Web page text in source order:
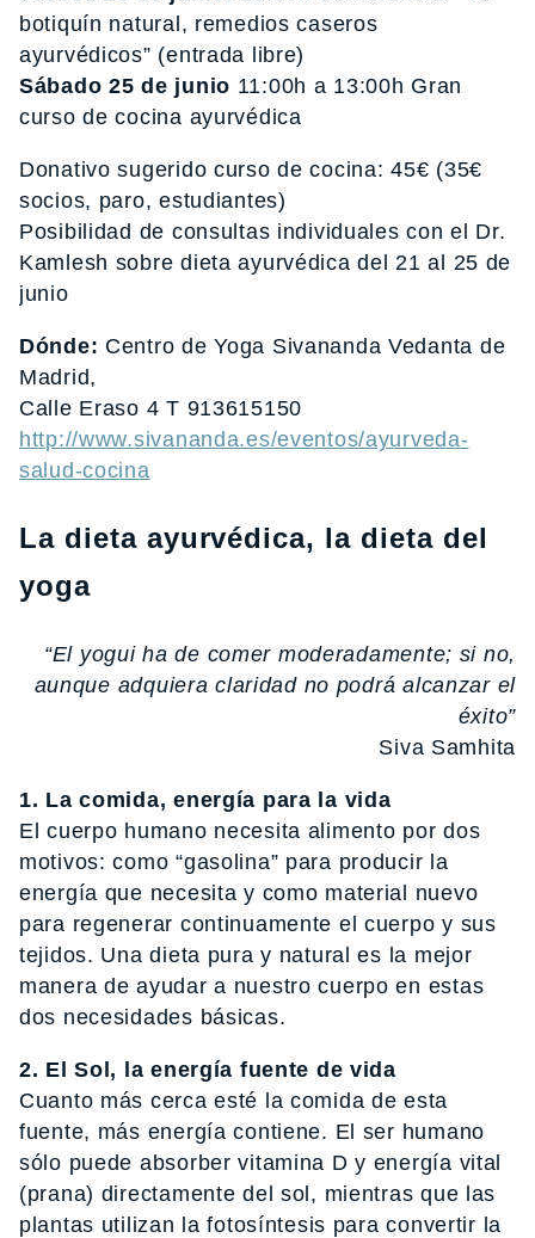
botiquín natural, remedios caseros
ayurvédicos” (entrada libre)
Sábado 25 de junio 11:00h a 13:00h Gran
curso de cocina ayurvédica
Donativo sugerido curso de cocina: 45€ (35€
socios, paro, estudiantes)
Posibilidad de consultas individuales con el Dr.
Kamlesh sobre dieta ayurvédica del 21 al 25 de
junio
Dónde: Centro de Yoga Sivananda Vedanta de
Madrid,
Calle Eraso 4 T 913615150
http://www.sivananda.es/eventos/ayurveda-
salud-cocina
La dieta ayurvédica, la dieta del
yoga
“El yogui ha de comer moderadamente; si no,
aunque adquiera claridad no podrá alcanzar el
éxito”
Siva Samhita
1. La comida, energía para la vida
El cuerpo humano necesita alimento por dos
motivos: como “gasolina” para producir la
energía que necesita y como material nuevo
para regenerar continuamente el cuerpo y sus
tejidos. Una dieta pura y natural es la mejor
manera de ayudar a nuestro cuerpo en estas
dos necesidades básicas.
2. El Sol, la energía fuente de vida
Cuanto más cerca esté la comida de esta
fuente, más energía contiene. El ser humano
sólo puede absorber vitamina D y energía vital
(prana) directamente del sol, mientras que las
plantas utilizan la fotosíntesis para convertir la